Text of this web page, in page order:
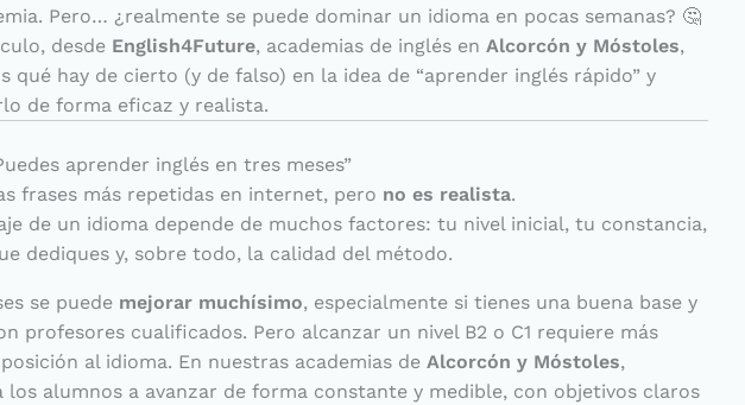
Pero… ¿realmente se puede dominar un idioma en pocas semanas? 🤔
desde English4Future, academias de inglés en Alcorcón y Móstoles,
qué hay de cierto (y de falso) en la idea de “aprender inglés rápido” y
de forma eficaz y realista.
aprender inglés en tres meses”
frases más repetidas en internet, pero no es realista.
de un idioma depende de muchos factores: tu nivel inicial, tu constancia,
dediques y, sobre todo, la calidad del método.
se puede mejorar muchísimo, especialmente si tienes una buena base y
profesores cualificados. Pero alcanzar un nivel B2 o C1 requiere más
al idioma. En nuestras academias de Alcorcón y Móstoles,
los alumnos a avanzar de forma constante y medible, con objetivos claros